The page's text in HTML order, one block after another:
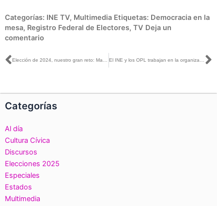
Categorías: INE TV, Multimedia Etiquetas: Democracia en la
mesa, Registro Federal de Electores, TV Deja un
comentario
Ant
Categorías
Al día
Cultura Cívica
Discursos
Elecciones 2025
Especiales
Estados
Multimedia